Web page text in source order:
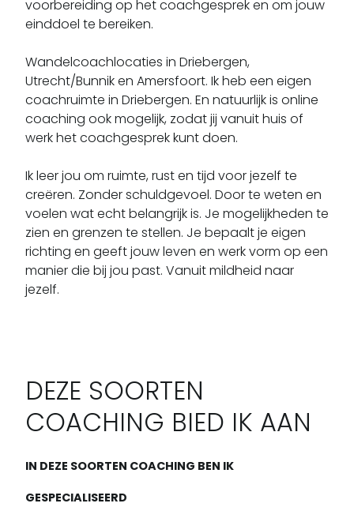
voorbereiding op het coachgesprek en om jouw
einddoel te bereiken.
Wandelcoachlocaties in Driebergen,
Utrecht/Bunnik en Amersfoort. Ik heb een eigen
coachruimte in Driebergen. En natuurlijk is online
coaching ook mogelijk, zodat jij vanuit huis of
werk het coachgesprek kunt doen.
Ik leer jou om ruimte, rust en tijd voor jezelf te
creëren. Zonder schuldgevoel. Door te weten en
voelen wat echt belangrijk is. Je mogelijkheden te
zien en grenzen te stellen. Je bepaalt je eigen
richting en geeft jouw leven en werk vorm op een
manier die bij jou past. Vanuit mildheid naar
jezelf.
DEZE SOORTEN
COACHING BIED IK AAN
IN DEZE SOORTEN COACHING BEN IK
GESPECIALISEERD